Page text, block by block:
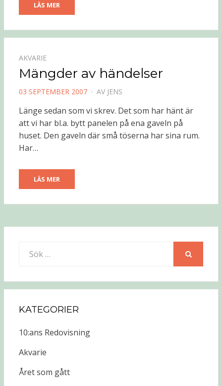
LÄS MER
AKVARIE
Mängder av händelser
PUBLICERAD
03 SEPTEMBER 2007 AV JENS
Länge sedan som vi skrev. Det som har hänt är
att vi har bl.a. bytt panelen på ena gaveln på
huset. Den gaveln där små töserna har sina rum.
Har…
LÄS MER
efter:
KATEGORIER
10:ans Redovisning
Akvarie
Året som gått